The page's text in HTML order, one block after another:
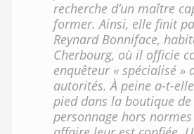
recherche d’un maître
former. Ainsi, elle finit
Reynard Bonniface,
Cherbourg, où il officie
enquêteur « spécialisé »
autorités. À peine a-t-
pied dans la boutique de
personnage hors normes